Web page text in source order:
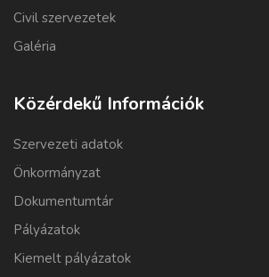
Civil szervezetek
Galéria
Közérdekű Információk
Szervezeti adatok
Önkormányzat
Dokumentumtár
Pályázatok
Kiemelt pályázatok